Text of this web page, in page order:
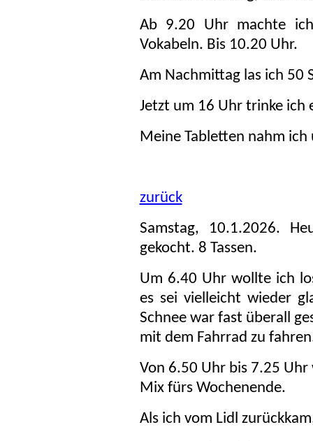
Ab 9.20 Uhr machte
Vokabeln. Bis 10.20 Uhr.
Am Nachmittag las ich 50
Jetzt um 16 Uhr trinke ich
Meine Tabletten nahm ich
zurück
Samstag, 10.1.2026.
gekocht. 8 Tassen.
Um 6.40 Uhr wollte ich
es sei vielleicht wieder
Schnee war fast überall
mit dem Fahrrad zu
Von 6.50 Uhr bis 7.25
Mix fürs Wochenende.
Als ich vom Lidl